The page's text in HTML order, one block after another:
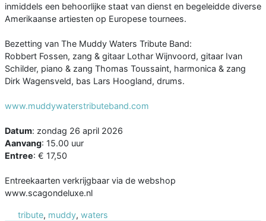
inmiddels een behoorlijke staat van dienst en begeleidde diverse
Amerikaanse artiesten op Europese tournees.
Bezetting van The Muddy Waters Tribute Band:
Robbert Fossen, zang & gitaar Lothar Wijnvoord, gitaar Ivan
Schilder, piano & zang Thomas Toussaint, harmonica & zang
Dirk Wagensveld, bas Lars Hoogland, drums.
www.muddywaterstributeband.com
Datum: zondag 26 april 2026
Aanvang: 15.00 uur
Entree: € 17,50
Entreekaarten verkrijgbaar via de webshop
www.scagondeluxe.nl
tribute, muddy, waters